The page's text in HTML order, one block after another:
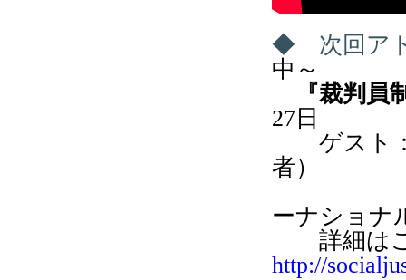
◆ 次回ア
中～
『裁判
27 日
ゲスト：
者）
ーナショナ
詳細は
http://